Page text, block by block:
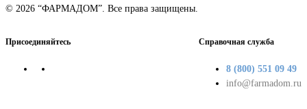
© 2026 “ФАРМАДОМ”. Все права защищены.
Присоединяйтесь Справочная служба
8 (800) 551 09 49
info@farmadom.ru